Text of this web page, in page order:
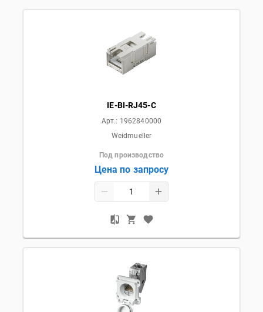
IE-BI-RJ45-C
Арт.: 1962840000
Weidmueller
Под производство
Цена по запросу